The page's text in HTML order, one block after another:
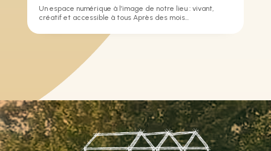
Un espace numérique à l’image de notre lieu : vivant,
créatif et accessible à tous Après des mois...